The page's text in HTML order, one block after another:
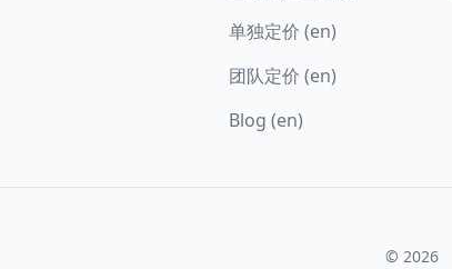
单独定价 (en)
团队定价 (en)
Blog (en)
© 2026